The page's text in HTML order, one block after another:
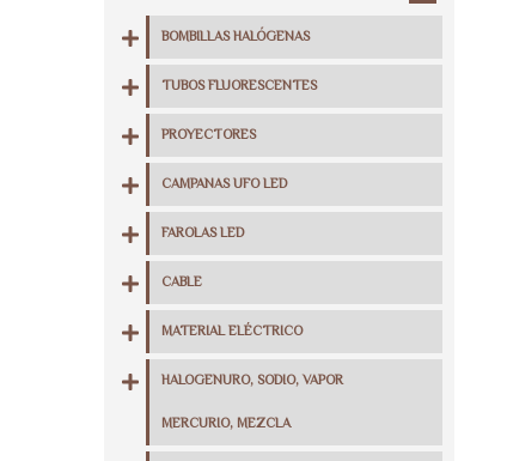
BOMBILLAS HALÓGENAS
TUBOS FLUORESCENTES
PROYECTORES
CAMPANAS UFO LED
FAROLAS LED
CABLE
MATERIAL ELÉCTRICO
HALOGENURO, SODIO, VAPOR
MERCURIO, MEZCLA